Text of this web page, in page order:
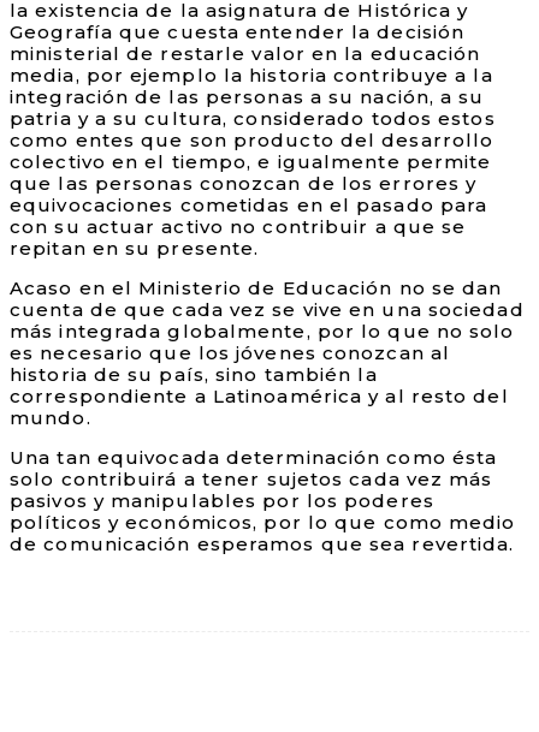
la existencia de la asignatura de Histórica y
Geografía que cuesta entender la decisión
ministerial de restarle valor en la educación
media, por ejemplo la historia contribuye a la
integración de las personas a su nación, a su
patria y a su cultura, considerado todos estos
como entes que son producto del desarrollo
colectivo en el tiempo, e igualmente permite
que las personas conozcan de los errores y
equivocaciones cometidas en el pasado para
con su actuar activo no contribuir a que se
repitan en su presente.
Acaso en el Ministerio de Educación no se dan
cuenta de que cada vez se vive en una sociedad
más integrada globalmente, por lo que no solo
es necesario que los jóvenes conozcan al
historia de su país, sino también la
correspondiente a Latinoamérica y al resto del
mundo.
Una tan equivocada determinación como ésta
solo contribuirá a tener sujetos cada vez más
pasivos y manipulables por los poderes
políticos y económicos, por lo que como medio
de comunicación esperamos que sea revertida.